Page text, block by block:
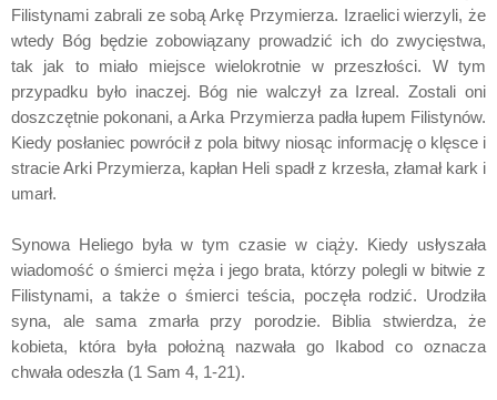
Filistynami zabrali ze sobą Arkę Przymierza. Izraelici wierzyli, że
wtedy Bóg będzie zobowiązany prowadzić ich do zwycięstwa,
tak jak to miało miejsce wielokrotnie w przeszłości. W tym
przypadku było inaczej. Bóg nie walczył za Izreal. Zostali oni
doszczętnie pokonani, a Arka Przymierza padła łupem Filistynów.
Kiedy posłaniec powrócił z pola bitwy niosąc informację o klęsce i
stracie Arki Przymierza, kapłan Heli spadł z krzesła, złamał kark i
umarł.
Synowa Heliego była w tym czasie w ciąży. Kiedy usłyszała
wiadomość o śmierci męża i jego brata, którzy polegli w bitwie z
Filistynami, a także o śmierci teścia, poczęła rodzić. Urodziła
syna, ale sama zmarła przy porodzie. Biblia stwierdza, że
kobieta, która była położną nazwała go Ikabod co oznacza
chwała odeszła (1 Sam 4, 1-21).